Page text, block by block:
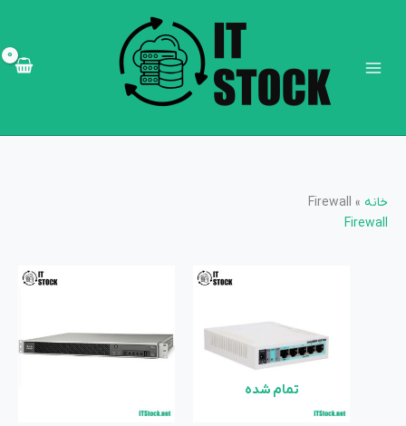
خانه »
Firewall
Firewall
تمام شده